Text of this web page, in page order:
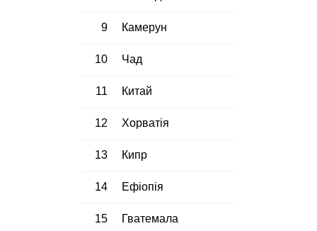
9 Камерун
10 Чад
11 Китай
12 Хорватія
13 Кипр
14 Ефіопія
15 Гватемала